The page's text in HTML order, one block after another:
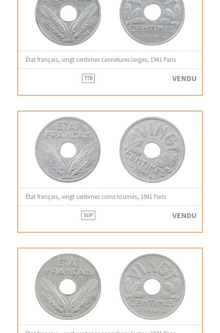
État français, vingt centimes cannelures larges, 1941 Paris
TTB VENDU
État français, vingt centimes coins tournés, 1941 Paris
SUP VENDU